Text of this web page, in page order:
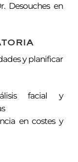
Desouches en
y planificar
facial y
en costes y